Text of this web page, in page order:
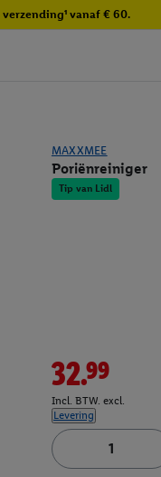
vanaf € 60.
MAXXMEE
Poriënreiniger
Tip van Lidl
32.99
Incl. BTW. excl.
Levering